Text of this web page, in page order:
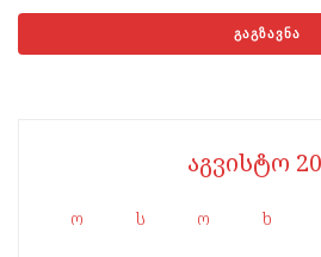
აგვისტო
ო ს ო ხ